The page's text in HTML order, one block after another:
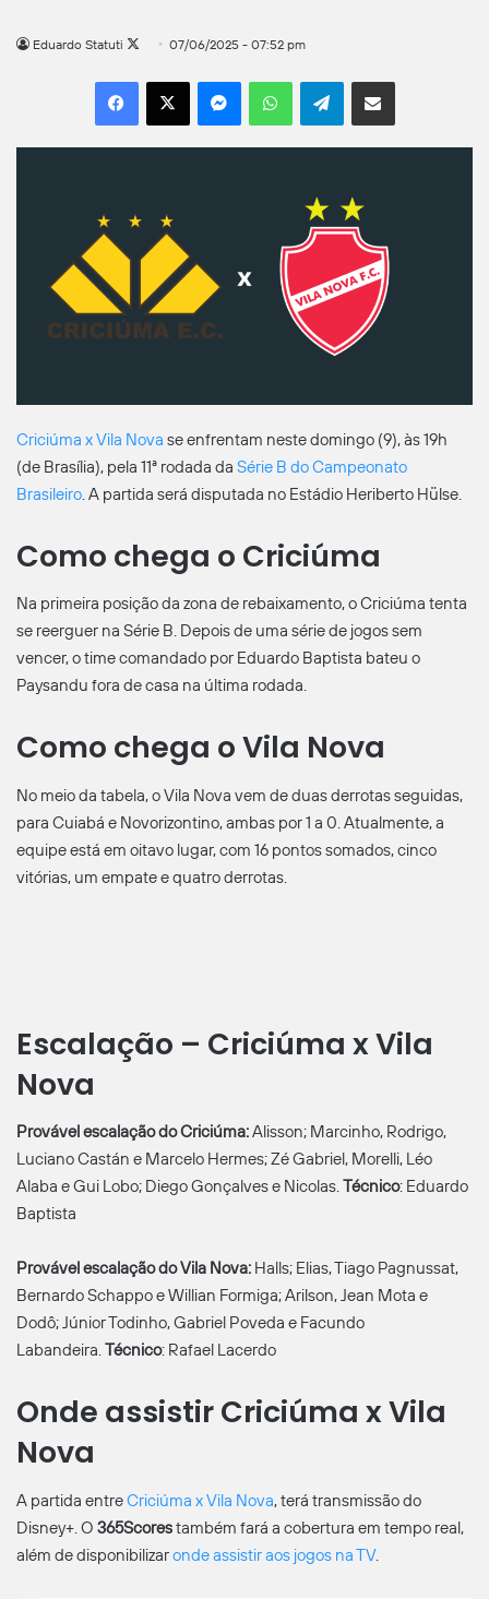
Eduardo Statuti
Follow07/06/2025 - 07:52 pm
Facebook
X MessengerWhatsAppTelegramCompartilhar por e-mail
Criciúma x Vila Nova se enfrentam neste domingo (9), às 19h
(de Brasília), pela 11ª rodada da Série B do Campeonato
Brasileiro. A partida será disputada no Estádio Heriberto Hülse.
Como chega o Criciúma
Na primeira posição da zona de rebaixamento, o Criciúma tenta
se reerguer na Série B. Depois de uma série de jogos sem
vencer, o time comandado por Eduardo Baptista bateu o
Paysandu fora de casa na última rodada.
Como chega o Vila Nova
No meio da tabela, o Vila Nova vem de duas derrotas seguidas,
para Cuiabá e Novorizontino, ambas por 1 a 0. Atualmente, a
equipe está em oitavo lugar, com 16 pontos somados, cinco
vitórias, um empate e quatro derrotas.
Escalação – Criciúma x Vila
Nova
Provável escalação do Criciúma:Alisson; Marcinho, Rodrigo,
Luciano Castán e Marcelo Hermes; Zé Gabriel, Morelli, Léo
Alaba e Gui Lobo; Diego Gonçalves e Nicolas.Técnico: Eduardo
Baptista
Provável escalação do Vila Nova: Halls; Elias, Tiago Pagnussat,
Bernardo Schappo e Willian Formiga; Arilson, Jean Mota e
Dodô; Júnior Todinho, Gabriel Poveda e Facundo
Labandeira.Técnico: Rafael Lacerdo
Onde assistir Criciúma x Vila
Nova
A partida entreCriciúma x Vila Nova, terá transmissão do
Disney+. O 365Scorestambém fará a cobertura em tempo real,
além de disponibilizaronde assistir aos jogos na TV.